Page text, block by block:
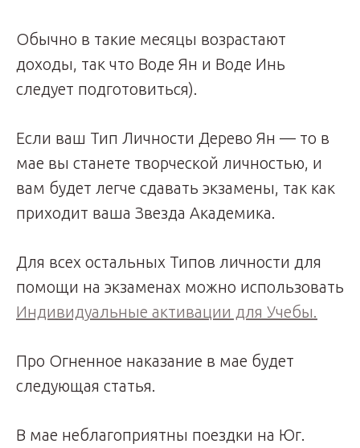
Обычно в такие месяцы возрастают
доходы, так что Воде Ян и Воде Инь
следует подготовиться).
Если ваш Тип Личности Дерево Ян — то в
мае вы станете творческой личностью, и
вам будет легче сдавать экзамены, так как
приходит ваша Звезда Академика.
Для всех остальных Типов личности для
помощи на экзаменах можно использовать
Индивидуальные активации для Учебы.
Про Огненное наказание в мае будет
следующая статья.
В мае неблагоприятны поездки на Юг.